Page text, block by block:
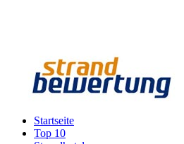
Startseite
Top 10